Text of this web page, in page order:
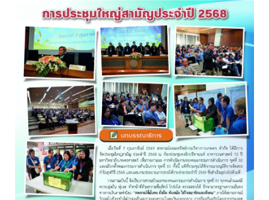
อ่านต่อ